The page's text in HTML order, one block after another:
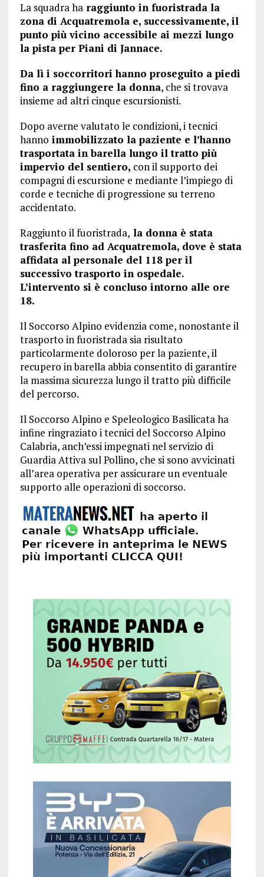
La squadra haraggiunto in fuoristrada la
zona di Acquatremola e, successivamente, il
punto più vicino accessibile ai mezzi lungo
la pista per Piani di Jannace.
Da lì i soccorritori hanno proseguito a piedi
fino a raggiungere la donna, che si trovava
insieme ad altri cinque escursionisti.
Dopo averne valutato le condizioni, i tecnici
hanno immobilizzato la paziente e l’hanno
trasportata in barella lungo il tratto più
impervio del sentiero, con il supporto dei
compagni di escursione e mediante l’impiego di
corde e tecniche di progressione su terreno
accidentato.
Raggiunto il fuoristrada, la donna è stata
trasferita fino ad Acquatremola, dove è stata
affidata al personale del 118 per il
successivo trasporto in ospedale.
L’intervento si è concluso intorno alle ore
18.
Il Soccorso Alpino evidenzia come, nonostante il
trasporto in fuoristrada sia risultato
particolarmente doloroso per la paziente, il
recupero in barella abbia consentito di garantire
la massima sicurezza lungo il tratto più difficile
del percorso.
Il Soccorso Alpino e Speleologico Basilicata ha
infine ringraziato i tecnici del Soccorso Alpino
Calabria, anch’essi impegnati nel servizio di
Guardia Attiva sul Pollino, che si sono avvicinati
all’area operativa per assicurare un eventuale
supporto alle operazioni di soccorso.